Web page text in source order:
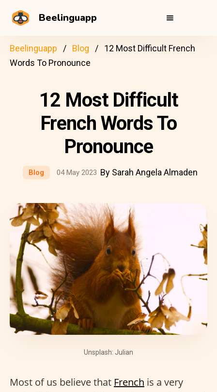
Beelinguapp
Beelinguapp Blog
12 Most Difficult French
Words To Pronounce
12 Most Difficult
French Words To
Pronounce
Blog 04 May 2023 By Sarah Angela Almaden
Unsplash: Julian
Most of us believe that French is a very